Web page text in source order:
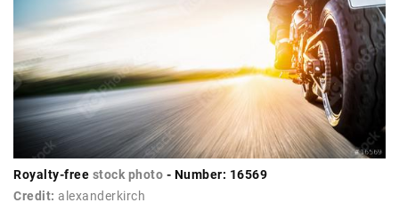
Royalty-free stock photo - Number: 16569
Credit: alexanderkirch